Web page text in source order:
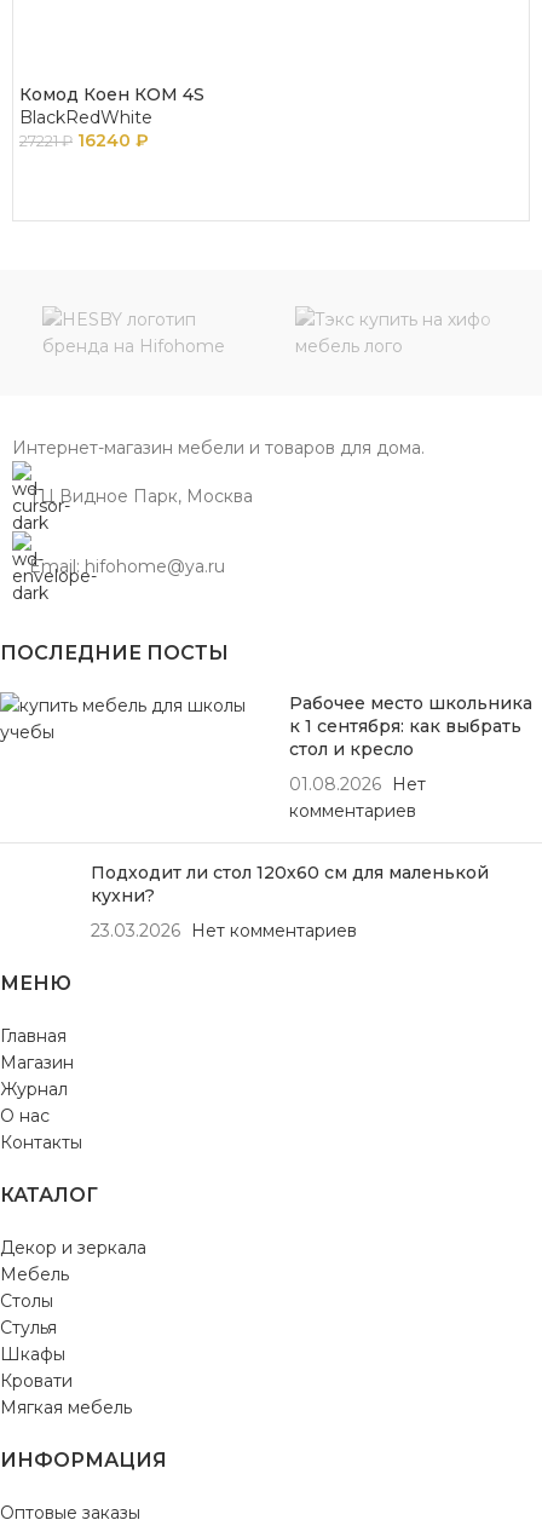
Комод Коен КОМ 4S
BlackRedWhite
27221₽ 16240 ₽
Интернет-магазин мебели и товаров для дома.
ТЦ Видное Парк, Москва
Email: hifohome@ya.ru
ПОСЛЕДНИЕ ПОСТЫ
Рабочее место школьника
к 1 сентября: как выбрать
стол и кресло
01.08.2026
Нет
комментариев
Подходит ли стол 120х60 см для маленькой
кухни?
23.03.2026
Нет комментариев
МЕНЮ
Главная
Магазин
Журнал
О нас
Контакты
КАТАЛОГ
Декор и зеркала
Мебель
Столы
Стулья
Шкафы
Кровати
Мягкая мебель
ИНФОРМАЦИЯ
Оптовые заказы